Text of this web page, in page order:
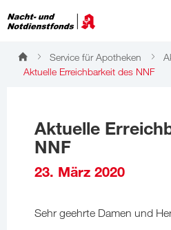
Service für Apotheken
Aktuelle Erreichbarkeit des NNF
Aktuelle
NNF
23. März 2020
Sehr geehrte Damen und